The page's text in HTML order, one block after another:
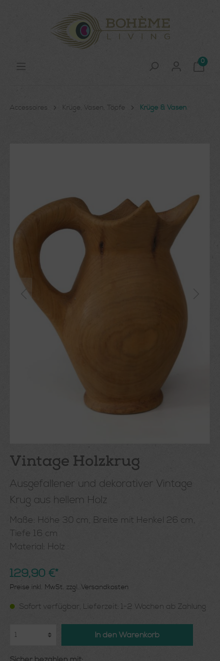
0
Accessoires Krüge, Vasen, Töpfe Krüge & Vasen
Vintage Holzkrug
Ausgefallener und dekorativer Vintage
Krug aus hellem Holz
Maße: Höhe 30 cm, Breite mit Henkel 26 cm,
Tiefe 16 cm
Material: Holz
129,90 €*
Preise inkl. MwSt. zzgl. Versandkosten
Sofort verfügbar, Lieferzeit: 1-2 Wochen ab Zahlung
In den Warenkorb